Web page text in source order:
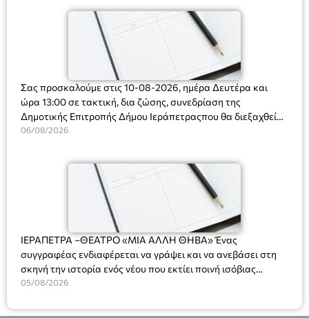
Σας προσκαλούμε στις 10-08-2026, ημέρα Δευτέρα και
ώρα 13:00 σε τακτική, δια ζώσης, συνεδρίαση της
Δημοτικής Επιτροπής Δήμου Ιεράπετραςπου θα διεξαχθεί
στο Δημοτικό Κατάστημα, Δημοκρατίας 31 στην αίθουσα
και λήψη αποφάσεων στα παρακάτω θέματα:
06/08/2026
ΙΕΡΑΠΕΤΡΑ –ΘΕΑΤΡΟ «ΜΙΑ ΑΛΛΗ ΘΗΒΑ» Ένας
συγγραφέας ενδιαφέρεται να γράψει και να ανεβάσει στη
σκηνή την ιστορία ενός νέου που εκτίει ποινή ισόβιας
κάθειρξης για πατροκτονία. Ένα πολυβραβευμένο έργο για
ασθένεια, τον ερωτισμό. Ένα έργο αινιγματικό, συγκινητικό,
05/08/2026